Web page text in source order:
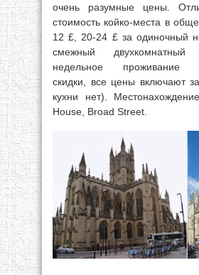
очень разумные цены.
стоимость койко-места в
12 £, 20-24 £ за одиночный
смежный
недельное проживание
скидки, все цены включают
кухни нет).
House, Broad Street.